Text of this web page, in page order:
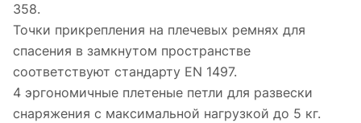
358.
Точки прикрепления на плечевых ремнях для
спасения в замкнутом пространстве
соответствуют стандарту EN 1497.
4 эргономичные плетеные петли для развески
снаряжения с максимальной нагрузкой до 5 кг.